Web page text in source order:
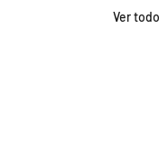
Ver todo